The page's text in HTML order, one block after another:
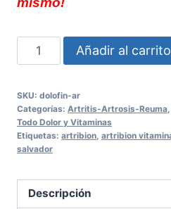
DOLOFIN
AR
rápido
y
eficaz
tu
bienestar
Añadir al carrito
SKU: dolofin-ar
Categorías: Artritis-Artrosis-Reuma
Todo Dolor y Vitaminas
Etiquetas: artribion artribion
salvador
Descripción